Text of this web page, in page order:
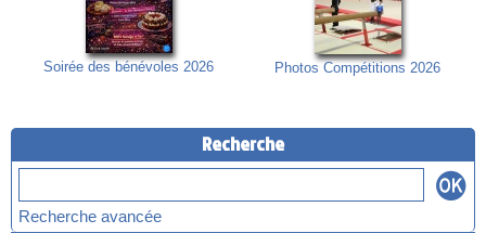
Soirée des bénévoles 2026 Photos Compétitions 2026
Recherche
Recherche avancée